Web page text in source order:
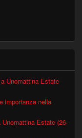
Unomattina Estate
importanza nella
Estate (26-